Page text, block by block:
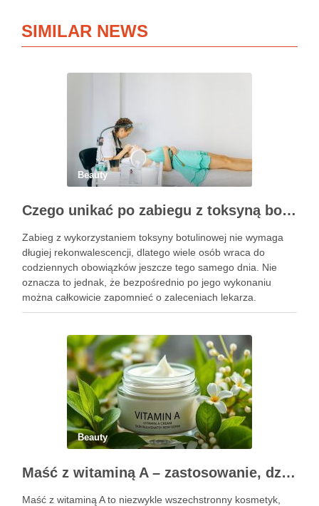
SIMILAR NEWS
Beauty
Czego unikać po zabiegu z toksyną botulinową?
Zabieg z wykorzystaniem toksyny botulinowej nie wymaga
długiej rekonwalescencji, dlatego wiele osób wraca do
codziennych obowiązków jeszcze tego samego dnia. Nie
oznacza to jednak, że bezpośrednio po jego wykonaniu
można całkowicie zapomnieć o zaleceniach lekarza.
Pierwsze godziny i dni po zabiegu mają znaczenie dla
Beauty
Maść z witaminą A – zastosowanie, działanie i bezpieczeństwo stosowania
Maść z witaminą A to niezwykle wszechstronny kosmetyk,